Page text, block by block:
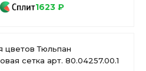
1623 ₽
цветов Тюльпан
сетка арт. 80.04257.00.1